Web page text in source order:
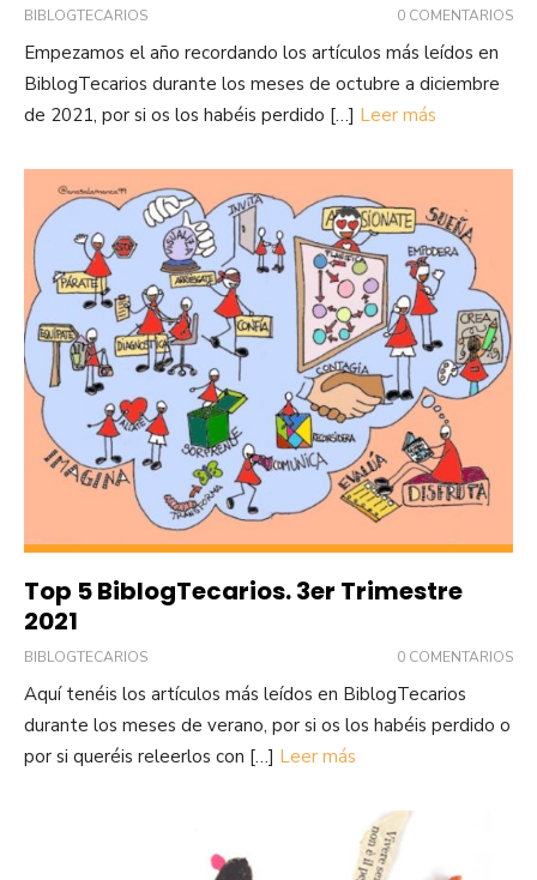
BIBLOGTECARIOS 0 COMENTARIOS
Empezamos el año recordando los artículos más leídos en
BiblogTecarios durante los meses de octubre a diciembre
de 2021, por si os los habéis perdido […] Leer más
Top 5 BiblogTecarios. 3er Trimestre
2021
BIBLOGTECARIOS 0 COMENTARIOS
Aquí tenéis los artículos más leídos en BiblogTecarios
durante los meses de verano, por si os los habéis perdido o
por si queréis releerlos con […] Leer más